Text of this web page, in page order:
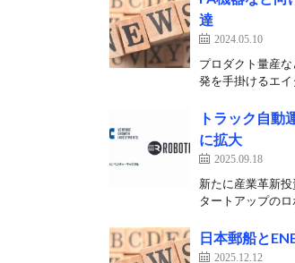
達
2024.05.10
プロダクト量産
発を手掛けるエ
トラック自動
に拡大
2025.09.18
新たに産業革新
タートアップの
日本郵船と
2025.12.12